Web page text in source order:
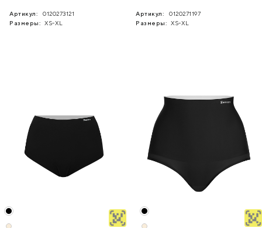
Артикул:
0120273121
Размеры: XS-XL
Артикул:
0120271197
Размеры: XS-XL